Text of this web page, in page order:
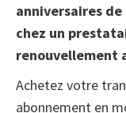
anniversaires
chez un
renouvellement
Achetez votre
abonnement en